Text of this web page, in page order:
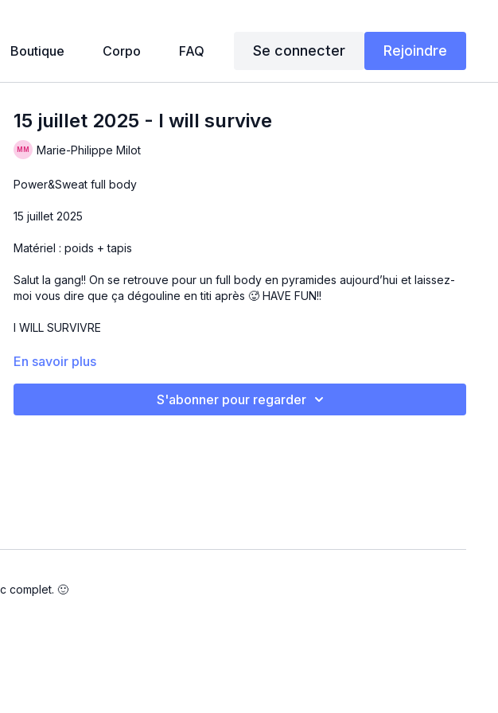
Boutique Corpo FAQ Se connecter Rejoindre
15 juillet 2025 - I will survive
Marie-Philippe Milot
Power&Sweat full body
15 juillet 2025
Matériel : poids + tapis
Salut la gang!! On se retrouve pour un full body en pyramides aujourd’hui et laissez-
moi vous dire que ça dégouline en titi après 🥵 HAVE FUN!!
I WILL SURVIVRE
PYRAMIDES
Circuit 2 :
- 2 split squat 2 biceps D
En savoir plus
S'abonner pour regarder
complet. 🙂